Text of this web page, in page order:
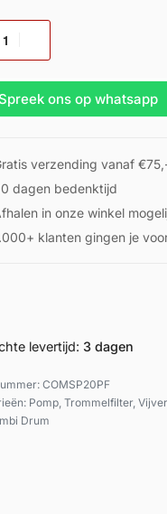
ons op whatsapp
verzending vanaf
dagen bedenktijd
in onze winkel
klanten gingen je
levertijd: 3 dagen
COMSP20PF
Pomp Trommelfilter
Drum